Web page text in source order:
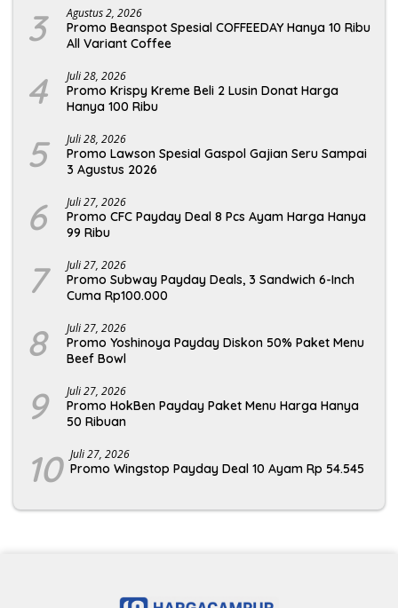
3 Agustus 2, 2026
Promo Beanspot Spesial COFFEEDAY Hanya 10 Ribu
All Variant Coffee
4 Juli 28, 2026
Promo Krispy Kreme Beli 2 Lusin Donat Harga
Hanya 100 Ribu
5 Juli 28, 2026
Promo Lawson Spesial Gaspol Gajian Seru Sampai
3 Agustus 2026
6 Juli 27, 2026
Promo CFC Payday Deal 8 Pcs Ayam Harga Hanya
99 Ribu
7 Juli 27, 2026
Promo Subway Payday Deals, 3 Sandwich 6-Inch
Cuma Rp100.000
8 Juli 27, 2026
Promo Yoshinoya Payday Diskon 50% Paket Menu
Beef Bowl
9 Juli 27, 2026
Promo HokBen Payday Paket Menu Harga Hanya
50 Ribuan
10 Juli 27, 2026
Promo Wingstop Payday Deal 10 Ayam Rp 54.545